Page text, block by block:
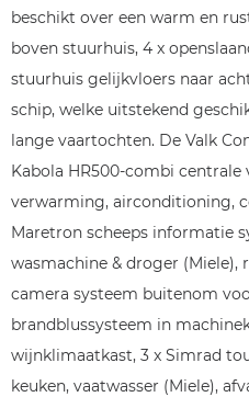
beschikt over een warm en
boven stuurhuis, 4 x
stuurhuis gelijkvloers naar
schip, welke uitstekend
lange vaartochten. De Valk
Kabola HR500-combi
verwarming, airconditioning,
Maretron scheeps informatie
wasmachine & droger
camera systeem buitenom
brandblussysteem in
wijnklimaatkast, 3 x Simrad
keuken, vaatwasser (Miele),